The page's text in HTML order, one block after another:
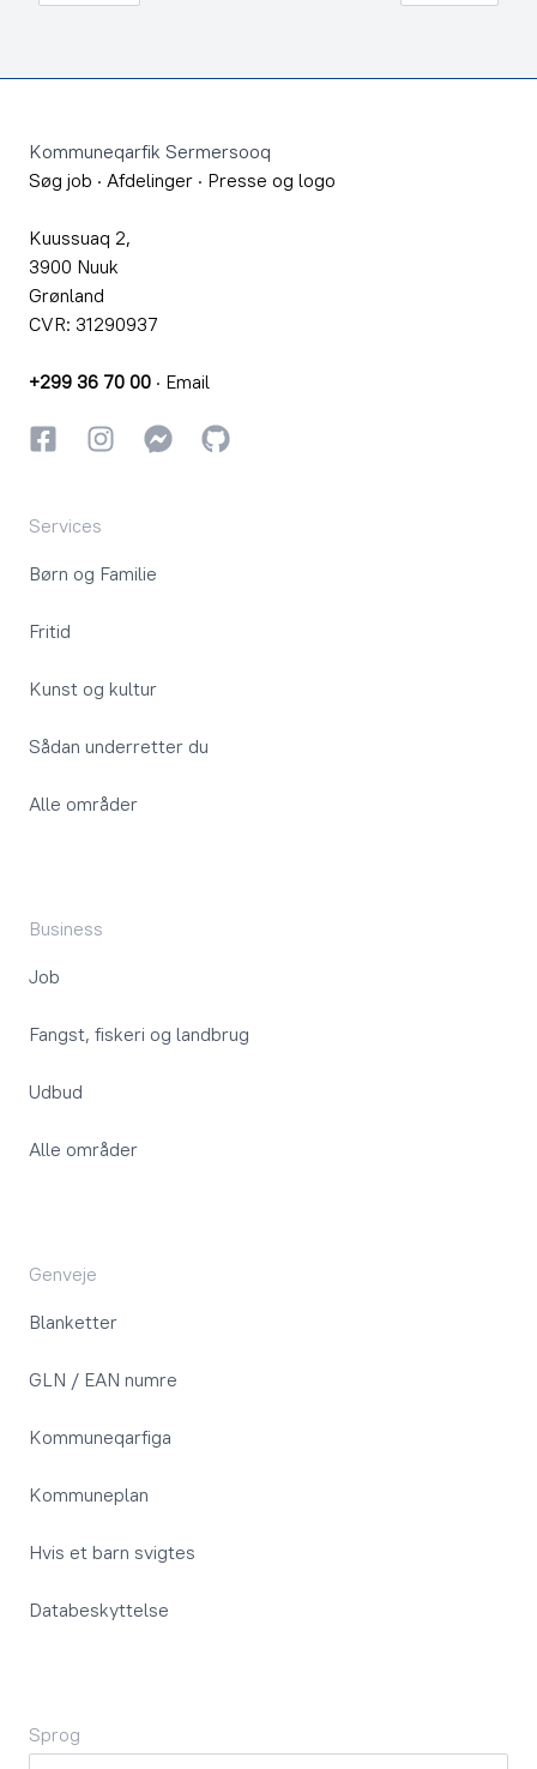
Kommuneqarfik Sermersooq
Søg job · Afdelinger · Presse og logo
Kuussuaq 2,
3900 Nuuk
Grønland
CVR: 31290937
+299 36 70 00 · Email
FacebookInstagramInstagram
GitHub
Services
Børn og Familie
Fritid
Kunst og kultur
Sådan underretter du
Alle områder
Business
Job
Fangst, fiskeri og landbrug
Udbud
Alle områder
Genveje
Blanketter
GLN / EAN numre
Kommuneqarfiga
Kommuneplan
Hvis et barn svigtes
Databeskyttelse
Sprog
Sprog